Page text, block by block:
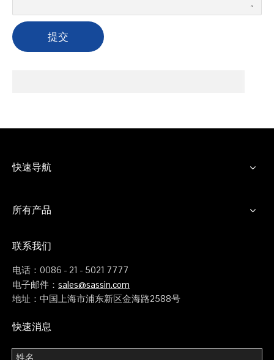
提交
快速导航
所有产品
联系我们
电话：0086 - 21 - 5021 7777
电子邮件： sales@sassin.com
地址：中国上海市浦东新区金海路2588号
快速消息